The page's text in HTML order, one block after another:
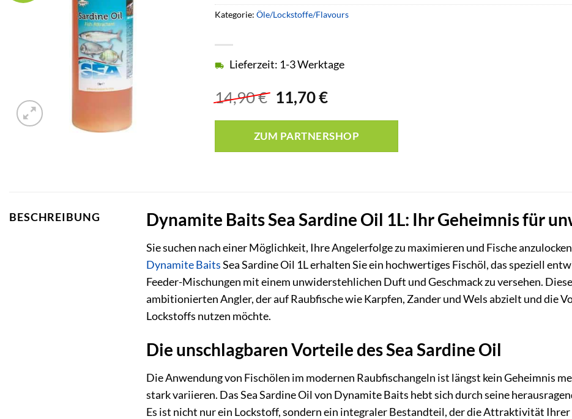
14,90€ Ursprünglicher
Preis
war:
14,90 €
11,70€Aktueller
ist:
11,70 €.
Lieferzeit: 1-3 Werktage
ZUM PARTNERSHOP
Kategorie: Öle/Lockstoffe/Flavours
BESCHREIBUNG Dynamite Baits Sea Sardine Oil 1L: Ihr Geheimnis für
Sie suchen nach einer Möglichkeit, Ihre Angelerfolge zu maximieren und Fische
Dynamite BaitsSea Sardine Oil 1L erhalten Sie ein hochwertiges Fischöl, das speziell
Feeder-Mischungen mit einem unwiderstehlichen Duft und Geschmack zu versehen.
ambitionierten Angler, der auf Raubfische wie Karpfen, Zander und Wels abzielt und die
Lockstoffs nutzen möchte.
Die unschlagbaren Vorteile des Sea Sardine Oil
Die Anwendung von Fischölen im modernen Raubfischangeln ist längst kein Geheimnis
stark variieren. Das Sea Sardine Oil von Dynamite Baits hebt sich durch seine
Es ist nicht nur ein Lockstoff, sondern ein integraler Bestandteil, der die Attraktivität Ihrer